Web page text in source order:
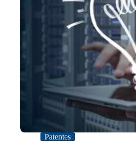
Patentes